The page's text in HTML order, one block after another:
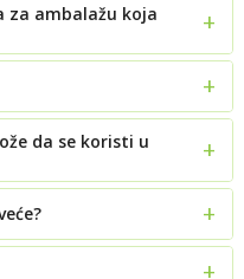
za ambalažu koja
da se koristi u